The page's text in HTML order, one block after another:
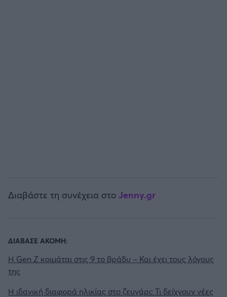
Διαβάστε τη συνέχεια στο Jenny.gr
ΔΙΑΒΑΣΕ ΑΚΟΜΗ:
Η Gen Z κοιμάται στις 9 το βράδυ – Και έχει τους λόγους
της
Η ιδανική διαφορά ηλικίας στο ζευγάρι: Τι δείχνουν νέες